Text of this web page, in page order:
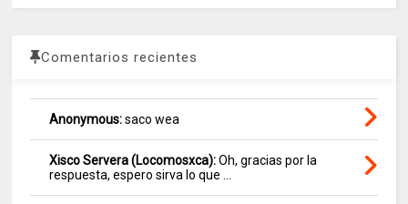
Comentarios recientes
Anonymous:saco wea
Xisco Servera (Locomosxca):Oh, gracias por la
respuesta, espero sirva lo que ...